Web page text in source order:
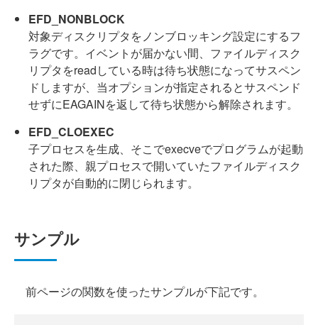
EFD_NONBLOCK
対象ディスクリプタをノンブロッキング設定にするフ
ラグです。イベントが届かない間、ファイルディスク
リプタをreadしている時は待ち状態になってサスペン
ドしますが、当オプションが指定されるとサスペンド
せずにEAGAINを返して待ち状態から解除されます。
EFD_CLOEXEC
子プロセスを生成、そこでexecveでプログラムが起動
された際、親プロセスで開いていたファイルディスク
リプタが自動的に閉じられます。
サンプル
前ページの関数を使ったサンプルが下記です。